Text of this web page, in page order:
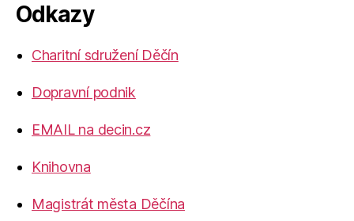
Odkazy
Charitní sdružení Děčín
Dopravní podnik
EMAIL na decin.cz
Knihovna
Magistrát města Děčína